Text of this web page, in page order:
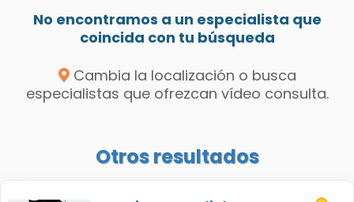
No encontramos a un especialista que
coincida con tu búsqueda
Cambia la localización o busca
especialistas que ofrezcan vídeo consulta.
Otros resultados